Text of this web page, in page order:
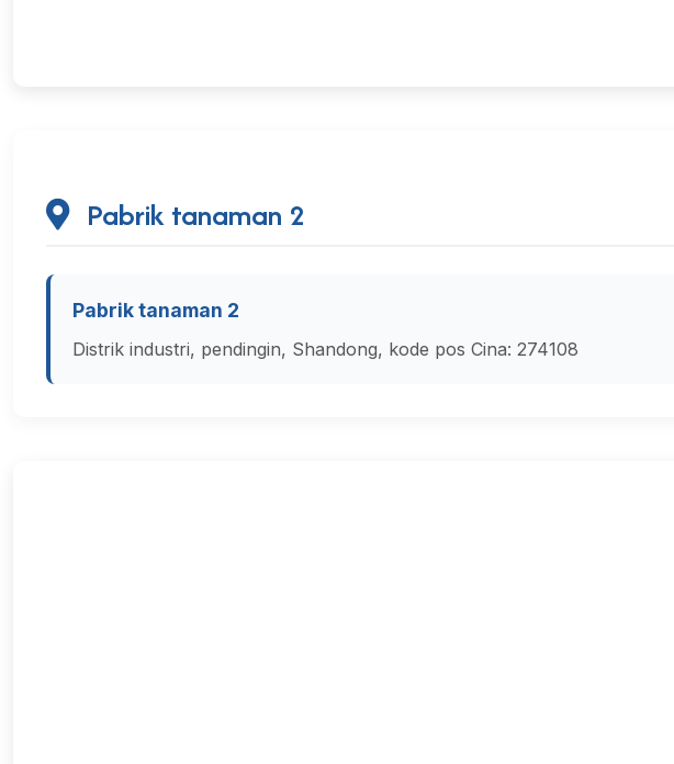
Pabrik tanaman 2
Pabrik tanaman 2
Distrik industri, pendingin, Shandong, kode pos Cina: 274108